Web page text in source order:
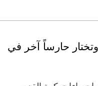
حارساً آخر في